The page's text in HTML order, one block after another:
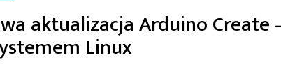
aktualizacja Arduino Create
Linux